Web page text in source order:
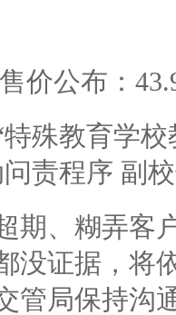
价公布：
殊教育学
责程序 副
期、糊弄客
没证据，将
管局保持沟